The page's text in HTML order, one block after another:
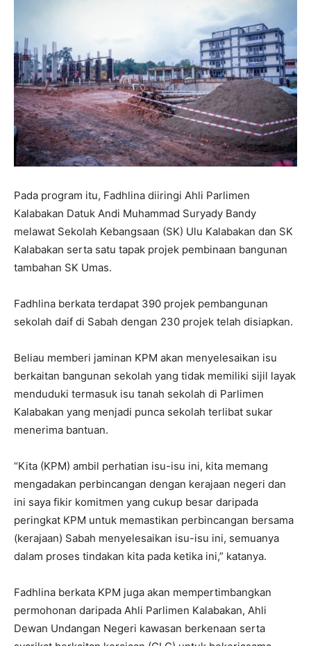
Pada program itu, Fadhlina diiringi Ahli Parlimen
Kalabakan Datuk Andi Muhammad Suryady Bandy
melawat Sekolah Kebangsaan (SK) Ulu Kalabakan dan SK
Kalabakan serta satu tapak projek pembinaan bangunan
tambahan SK Umas.
Fadhlina berkata terdapat 390 projek pembangunan
sekolah daif di Sabah dengan 230 projek telah disiapkan.
Beliau memberi jaminan KPM akan menyelesaikan isu
berkaitan bangunan sekolah yang tidak memiliki sijil layak
menduduki termasuk isu tanah sekolah di Parlimen
Kalabakan yang menjadi punca sekolah terlibat sukar
menerima bantuan.
“Kita (KPM) ambil perhatian isu-isu ini, kita memang
mengadakan perbincangan dengan kerajaan negeri dan
ini saya fikir komitmen yang cukup besar daripada
peringkat KPM untuk memastikan perbincangan bersama
(kerajaan) Sabah menyelesaikan isu-isu ini, semuanya
dalam proses tindakan kita pada ketika ini,” katanya.
Fadhlina berkata KPM juga akan mempertimbangkan
permohonan daripada Ahli Parlimen Kalabakan, Ahli
Dewan Undangan Negeri kawasan berkenaan serta